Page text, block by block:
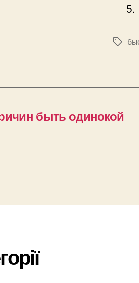
быть одинокой